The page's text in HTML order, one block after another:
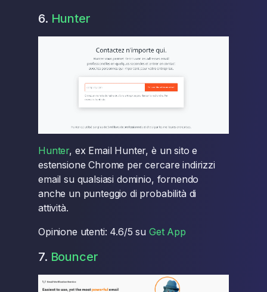
6. Hunter
Hunter, ex Email Hunter, è un sito e
estensione Chrome per cercare indirizzi
email su qualsiasi dominio, fornendo
anche un punteggio di probabilità di
attività.
Opinione utenti: 4.6/5 su Get App
7. Bouncer